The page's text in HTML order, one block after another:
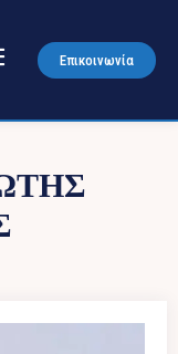
Επικοινωνία